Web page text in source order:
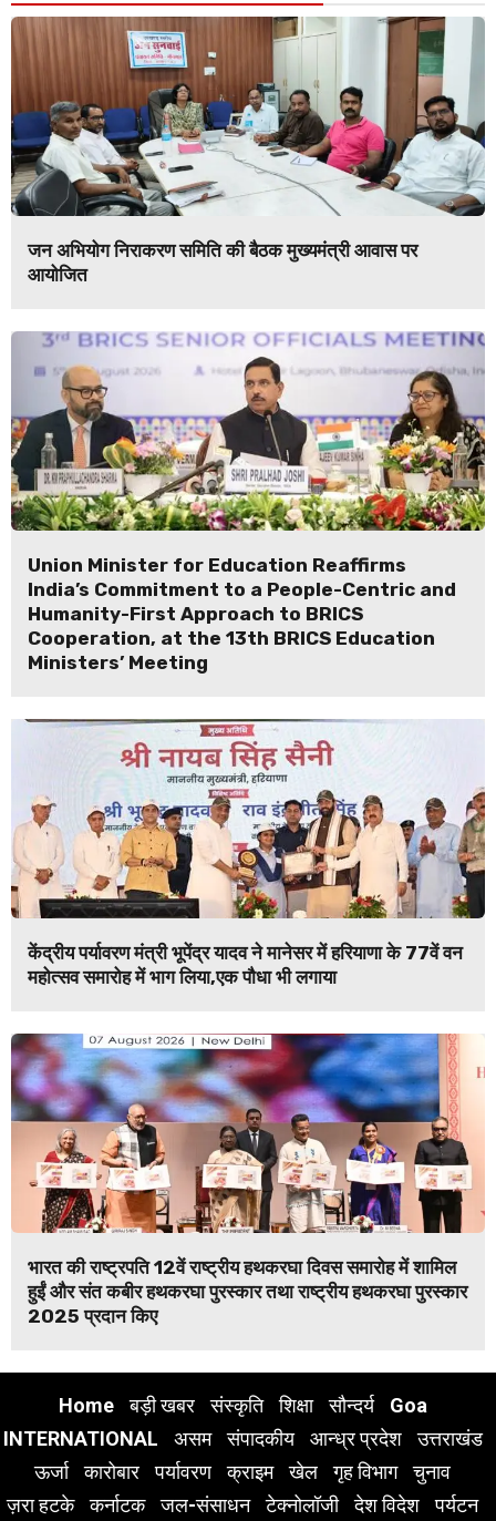
जन अभियोग निराकरण समिति की बैठक मुख्यमंत्री आवास पर
आयोजित
Union Minister for Education Reaffirms
India’s Commitment to a People-Centric and
Humanity-First Approach to BRICS
Cooperation, at the 13th BRICS Education
Ministers’ Meeting
केंद्रीय पर्यावरण मंत्री भूपेंद्र यादव ने मानेसर में हरियाणा के 77वें वन
महोत्सव समारोह में भाग लिया,एक पौधा भी लगाया
भारत की राष्ट्रपति 12वें राष्ट्रीय हथकरघा दिवस समारोह में शामिल
हुईं और संत कबीर हथकरघा पुरस्कार तथा राष्ट्रीय हथकरघा पुरस्कार
2025 प्रदान किए
Home बड़ी खबर संस्कृति शिक्षा सौन्दर्य
Goa
INTERNATIONAL
असम संपादकीय आन्ध्र प्रदेश
उत्तराखंड
ऊर्जा
कारोबार पर्यावरण क्राइम खेल गृह विभाग
चुनाव
ज़रा हटके
कर्नाटक जल-संसाधन टेक्नोलॉजी देश विदेश पर्यटन